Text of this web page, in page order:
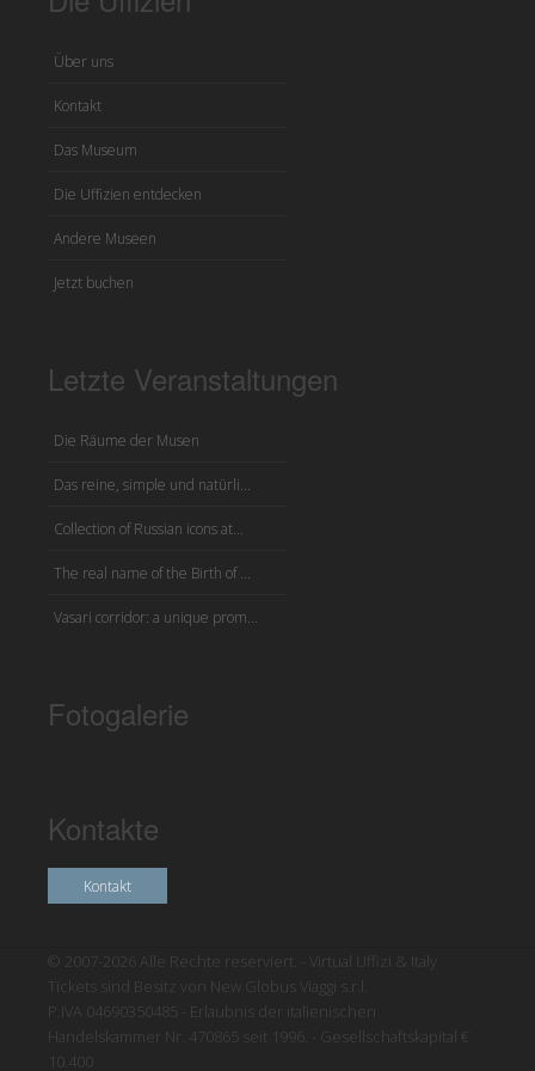
Über uns
Kontakt
Das Museum
Die Uffizien entdecken
Andere Museen
Jetzt buchen
Letzte Veranstaltungen
Die Räume der Musen
Das reine, simple und natürli...
Collection of Russian icons at...
The real name of the Birth of ...
Vasari corridor: a unique prom...
Fotogalerie
Kontakte
Kontakt
© 2007-2026 Alle Rechte reserviert. - Virtual Uffizi & Italy
Tickets sind Besitz von New Globus Viaggi s.r.l.
P.IVA 04690350485 - Erlaubnis der italienischen
Handelskammer Nr. 470865 seit 1996. - Gesellschaftskapital €
10.400